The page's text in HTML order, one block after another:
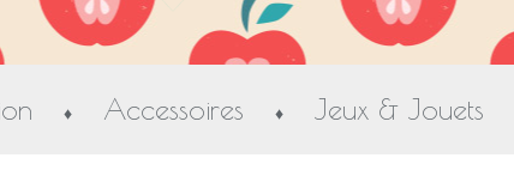
♦ Accessoires ♦ Jeux & Jouets